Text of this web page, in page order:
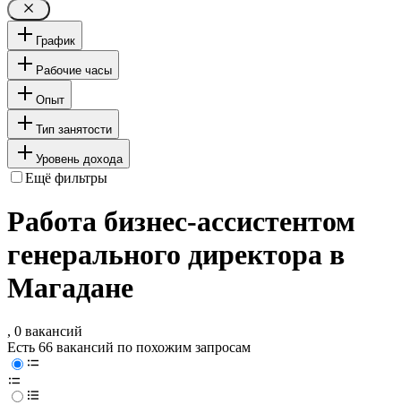
График
Рабочие часы
Опыт
Тип занятости
Уровень дохода
Ещё фильтры
Работа бизнес-ассистентом
генерального директора в
Магадане
, 0 вакансий
Есть 66 вакансий по похожим запросам